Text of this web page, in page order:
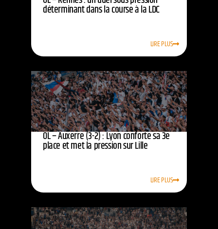
déterminant dans la course à la LDC
LIRE PLUS
OL – Auxerre (3-2) : Lyon conforte sa 3e
place et met la pression sur Lille
LIRE PLUS